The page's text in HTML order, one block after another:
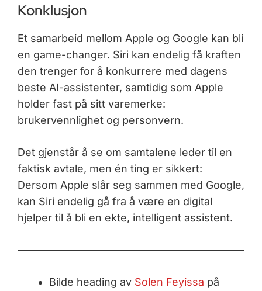
Konklusjon
Et samarbeid mellom Apple og Google kan bli
en game-changer. Siri kan endelig få kraften
den trenger for å konkurrere med dagens
beste AI-assistenter, samtidig som Apple
holder fast på sitt varemerke:
brukervennlighet og personvern.
Det gjenstår å se om samtalene leder til en
faktisk avtale, men én ting er sikkert:
Dersom Apple slår seg sammen med Google,
kan Siri endelig gå fra å være en digital
hjelper til å bli en ekte, intelligent assistent.
Bilde heading av Solen Feyissa på